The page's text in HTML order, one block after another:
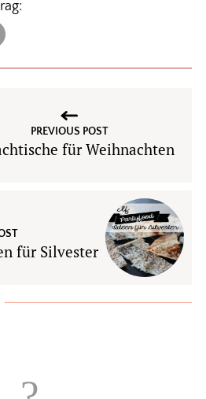
PREVIOUS POST
für Weihnachten
für Silvester